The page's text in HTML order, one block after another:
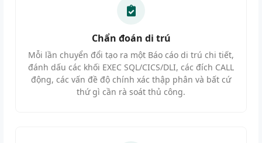
Chẩn đoán di trú
Mỗi lần chuyển đổi tạo ra một Báo cáo di trú chi tiết,
đánh dấu các khối EXEC SQL/CICS/DLI, các đích CALL
động, các vấn đề độ chính xác thập phân và bất cứ
thứ gì cần rà soát thủ công.